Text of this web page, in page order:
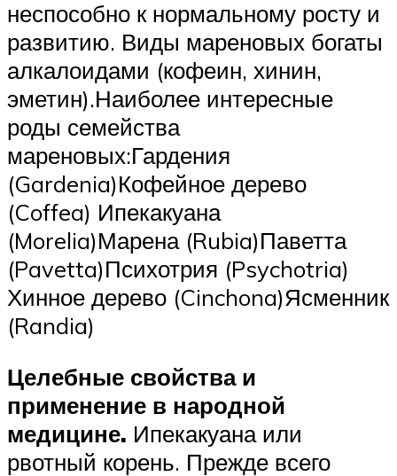
неспособно к нормальному росту и
развитию. Виды мареновых богаты
алкалоидами (кофеин, хинин,
эметин).Наиболее интересные
роды семейства
мареновых:Гардения
(Gardenia)Кофейное дерево
(Coffea) Ипекакуана
(Morelia)Марена (Rubia)Паветта
(Pavetta)Психотрия (Psychotria)
Хинное дерево (Cinchona)Ясменник
(Randia)
Целебные свойства и
применение в народной
медицине. Ипекакуана или
рвотный корень. Прежде всего